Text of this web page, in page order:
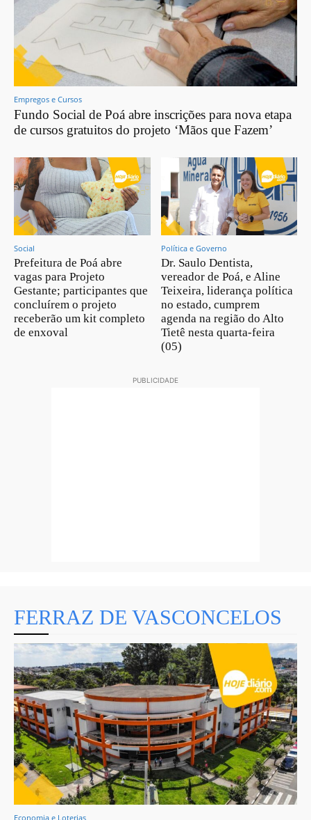
Empregos e Cursos
Fundo Social de Poá abre inscrições para nova etapa
de cursos gratuitos do projeto ‘Mãos que Fazem’
Social
Prefeitura de Poá abre
vagas para Projeto
Gestante; participantes que
concluírem o projeto
receberão um kit completo
de enxoval
Política e Governo
Dr. Saulo Dentista,
vereador de Poá, e Aline
Teixeira, liderança política
no estado, cumprem
agenda na região do Alto
Tietê nesta quarta-feira
(05)
PUBLICIDADE
FERRAZ DE VASCONCELOS
Economia e Loterias